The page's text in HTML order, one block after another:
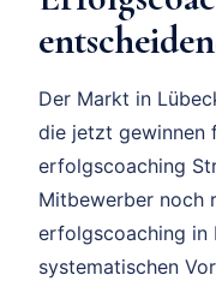
Der Markt in
die jetzt gewinnen
erfolgscoaching
Mitbewerber noch
erfolgscoaching in
systematischen